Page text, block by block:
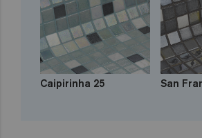
Caipirinha 25 San